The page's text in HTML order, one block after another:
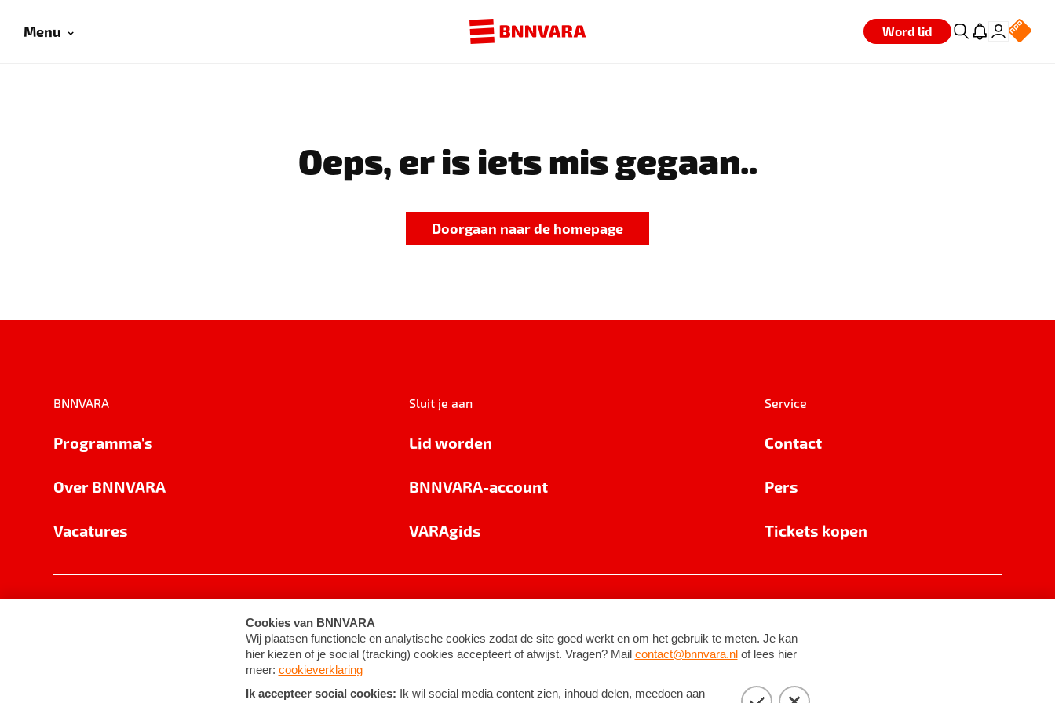
Menu Word lid
Oeps, er is iets mis gegaan..
Doorgaan naar de homepage
BNNVARA
Programma's
Over BNNVARA
Vacatures
Sluit je aan
Lid worden
BNNVARA-account
VARAgids
Service
Contact
Pers
Tickets kopen
Cookie-instellingen Algemene voorwaarden ©2026BNNVARA